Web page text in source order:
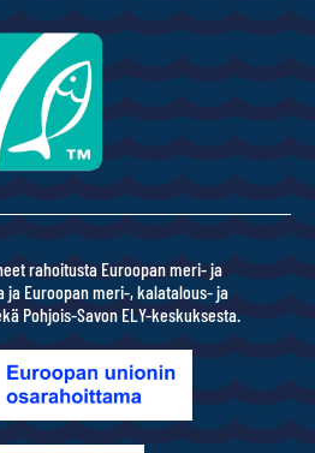
rahoitusta Euroopan meri- ja
ja Euroopan meri-, kalatalous- ja
Pohjois-Savon ELY-keskuksesta.